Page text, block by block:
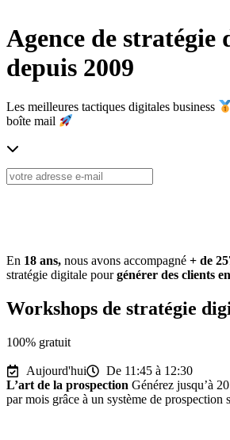
Agence de stratégie
depuis 2009
Les meilleures tactiques digitales business
boîte mail
En 18 ans, nous avons accompagné + de
stratégie digitale pourgénérer des clients
Workshops de stratégie
100% gratuit
Aujourd'hui
De 11:45 à 12:30
L’art de la prospection Générez jusqu’à
par mois grâce à un système de prospection